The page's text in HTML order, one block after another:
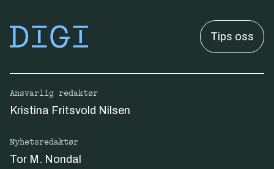
Tips oss
Ansvarlig redaktør
Kristina Fritsvold Nilsen
Nyhetsredaktør
Tor M. Nondal